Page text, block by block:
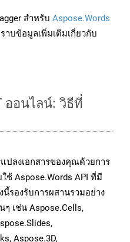
สำหรับ Aspose.Words
าบข้อมูลเพิ่มเติมเกี่ยวกับ
ออนไลน์: วิธีที่
ปลงเอกสารของคุณด้วยการ
ช้ Aspose.Words API ที่มี
รองรับการผสานรวมอย่าง
ๆ เช่น Aspose.Cells,
Aspose.3D,